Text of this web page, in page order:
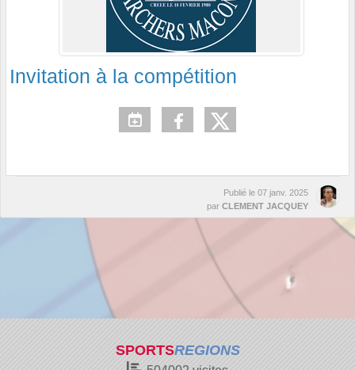
Invitation à la compétition
Publié le 07 janv. 2025
par CLEMENT JACQUEY
SPORTSREGIONS